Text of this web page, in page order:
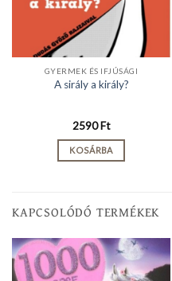
GYERMEK ÉS IFJÚSÁGI
A sirály a király?
2590Ft
KOSÁRBA
KAPCSOLÓDÓ TERMÉKEK